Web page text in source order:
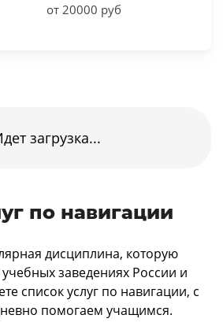
от 20000 руб
загрузка...
по навигации
дисциплина, которую
заведениях России и
список услуг по навигации, с
помогаем учащимся.